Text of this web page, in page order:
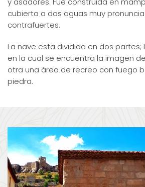
cubierta a dos aguas muy
contrafuertes.
La nave esta dividida en dos
en la cual se encuentra la imagen
otra una área de recreo con fuego
piedra.